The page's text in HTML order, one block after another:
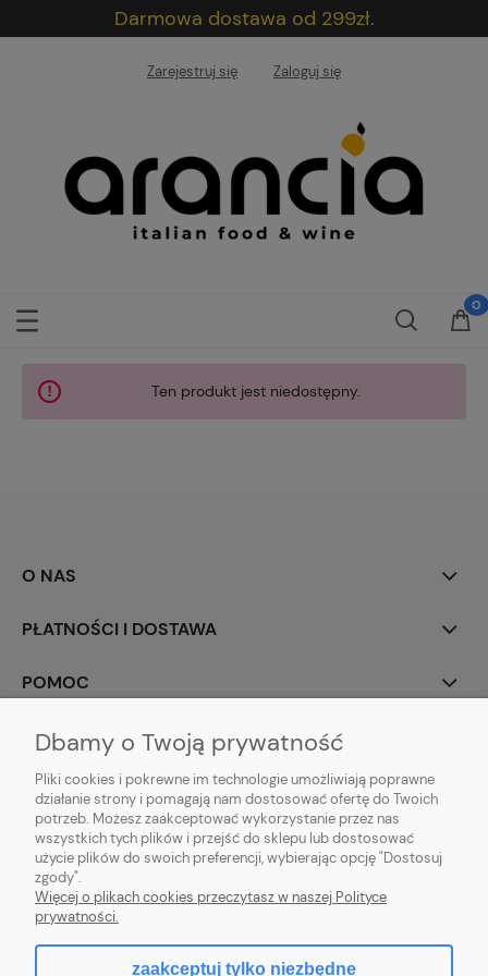
Darmowa dostawa od 299zł.
Zarejestruj się Zaloguj się
Ten produkt jest niedostępny.
O NAS
PŁATNOŚCI I DOSTAWA
POMOC
MOJE KONTO
Dbamy o Twoją prywatność
Pliki cookies i pokrewne im technologie umożliwiają poprawne
działanie strony i pomagają nam dostosować ofertę do Twoich
potrzeb. Możesz zaakceptować wykorzystanie przez nas
wszystkich tych plików i przejść do sklepu lub dostosować
użycie plików do swoich preferencji, wybierając opcję "Dostosuj
zgody".
Więcej o plikach cookies przeczytasz w naszej Polityce
prywatności.
zaakceptuj tylko niezbędne